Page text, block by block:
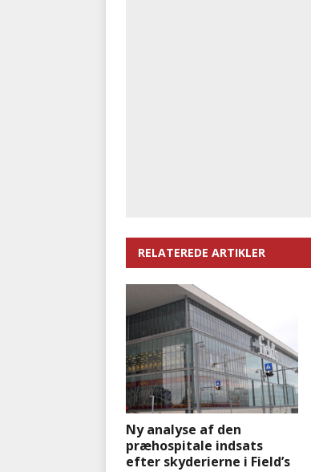
RELATEREDE ARTIKLER
Ny analyse af den
præhospitale indsats
efter skyderierne i Field’s